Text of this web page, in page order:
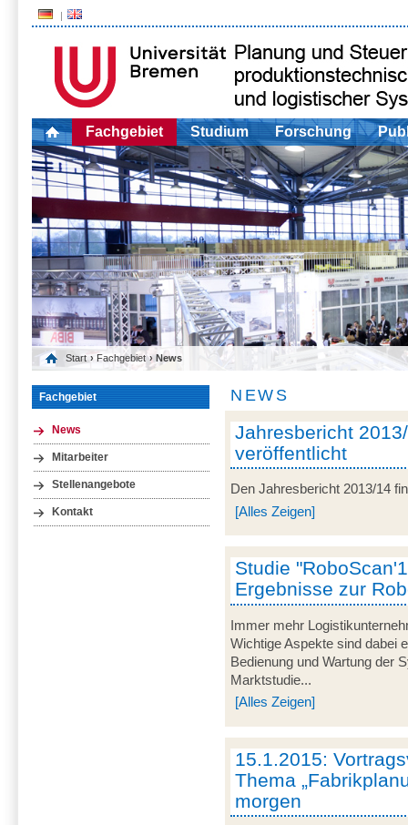
Fachgebiet Studium Forschung
Start › Fachgebiet › News
Fachgebiet
News
Mitarbeiter
Stellenangebote
Kontakt
NEWS
Jahresbericht
veröffentlicht
Den Jahresbericht 2013/14
[Alles Zeigen]
Studie
Ergebnisse zur
Immer mehr
Wichtige Aspekte sind dabei
Bedienung und Wartung der
Marktstudie...
[Alles Zeigen]
15.1.2015:
Thema
morgen